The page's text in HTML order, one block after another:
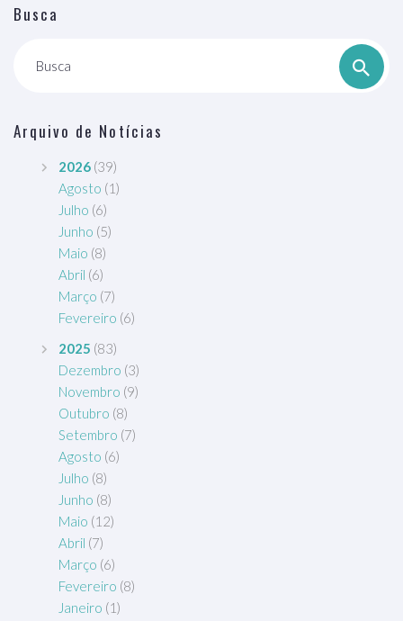
Busca
Busca
Arquivo de Notícias
2026 (39)
Agosto (1)
Julho (6)
Junho (5)
Maio (8)
Abril (6)
Março (7)
Fevereiro (6)
2025 (83)
Dezembro (3)
Novembro (9)
Outubro (8)
Setembro (7)
Agosto (6)
Julho (8)
Junho (8)
Maio (12)
Abril (7)
Março (6)
Fevereiro (8)
Janeiro (1)